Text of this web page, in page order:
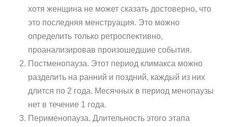
хотя женщина не может сказать достоверно, что
это последняя менструация. Это можно
определить только ретроспективно,
проанализировав произошедшие события.
Постменопауза. Этот период климакса можно
разделить на ранний и поздний, каждый из них
длится по 2 года. Месячных в период менопаузы
нет в течение 1 года.
Перименопауза. Длительность этого этапа